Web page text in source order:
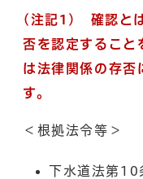
(注記1) 確認とは
否を認定すること
は法律関係の存否
す。
＜根拠法令等＞
下水道法第10